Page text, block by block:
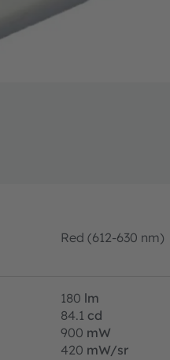
Red (612-630 nm)
180 lm
84.1 cd
900 mW
420 mW/sr